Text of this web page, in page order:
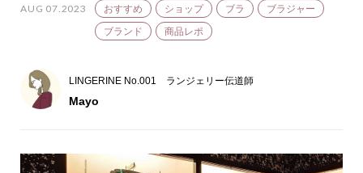
LINGERINE
FORTUNE
AUG 07.2023 おすすめ ショップ ブラ
ブラジャー
ブランド
商品レポ
LINGERINE No.001 ランジェリー伝道師
Mayo